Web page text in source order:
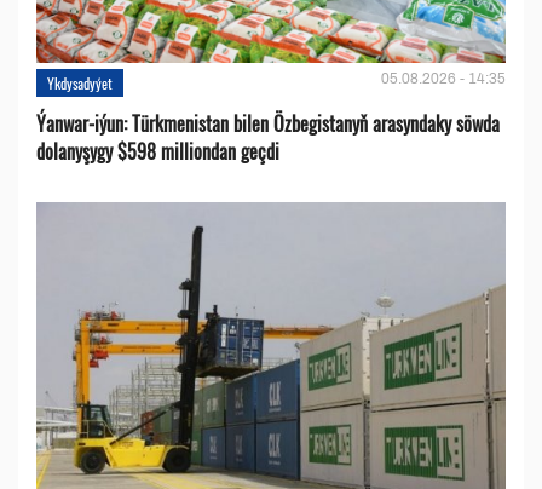
Ykdysadyýet 05.08.2026 - 14:35
Ýanwar-iýun: Türkmenistan bilen Özbegistanyň arasyndaky söwda
dolanyşygy $598 milliondan geçdi